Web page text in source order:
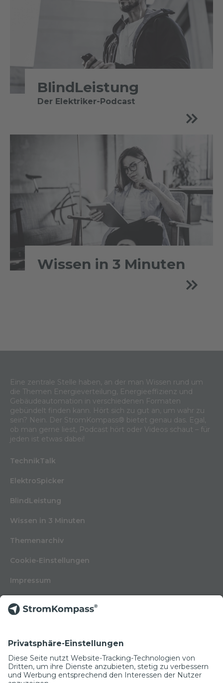
BlindLeistung
Der Elektriker-Podcast
Wissen in 3 Minuten
Eine zentrale Stelle haben, an der man Wissen rund um
die Themen Energieverteilung, Energieeffizienz und
Gebäudeautomation in verschiedenen Formaten
gebündelt finden kann. Hört sich zu gut an, um wahr zu
sein? Nein. Der StromKompass® bietet genau das. Egal,
ob man gerne liest, Podcast hört oder Videos schaut – für
jeden ist etwas dabei!
TechnikTalk
ElektroSpicker
BlindLeistung
Wissen in 3 Minuten
Themenarchiv
Cookie-Einstellungen
Impressum
Kontakt
Glossar